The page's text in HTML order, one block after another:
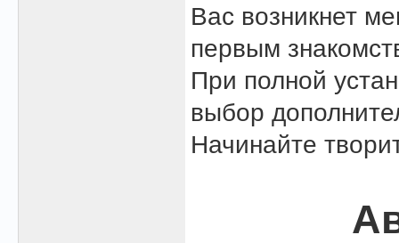
Вас возникнет
первым
При полной
выбор
Начинайте